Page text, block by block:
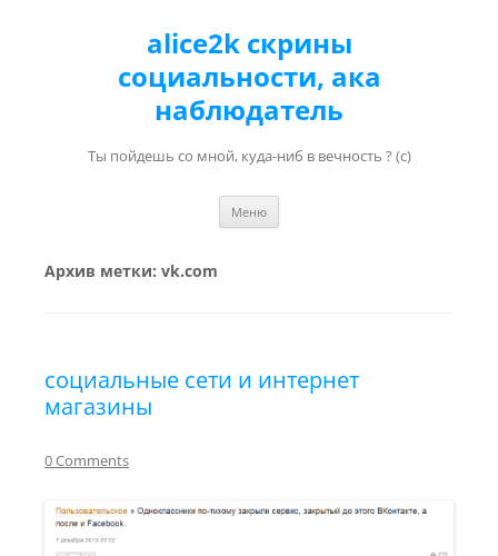
alice2k скрины
социальности, ака
наблюдатель
Ты пойдешь со мной, куда-ниб в вечность ? (с)
Меню
Архив метки: vk.com
социальные сети и интернет
магазины
0 Comments